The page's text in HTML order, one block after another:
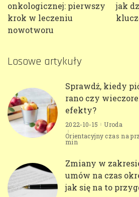
onkologicznej: pierwszy
krok w leczeniu
nowotworu
jak
Losowe artykuły
Sprawdź, kiedy
rano czy
efekty?
2022-10-15
Uroda
Orientacyjny czas na
min
Zmiany w
umów na czas
jak się na to